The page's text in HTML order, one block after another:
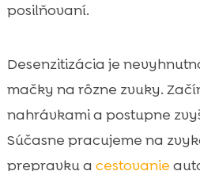
posilňovaní.
Desenzitizácia je
mačky na rôzne zvuky.
nahrávkami a postupne
Súčasne pracujeme na
prepravku a cestovanie